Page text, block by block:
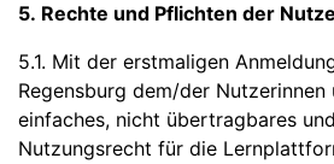
5. Rechte und Pflichten der
5.1. Mit der erstmaligen
Regensburg dem/der
einfaches, nicht übertragbares
Nutzungsrecht für die